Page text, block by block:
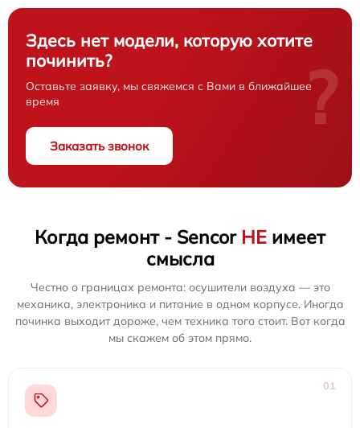
Здесь нет модели, которую хотите
починить?
Оставьте заявку, мы свяжемся с Вами в ближайшее
время
Заказать звонок
?
Когда ремонт - Sencor НЕ имеет
смысла
Честно о границах ремонта: осушители воздуха — это
механика, электроника и питание в одном корпусе. Иногда
починка выходит дороже, чем техника того стоит. Вот когда
мы скажем об этом прямо.
01